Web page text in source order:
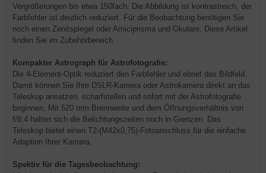
Vergrößerungen bis etwa 150fach. Die Abbildung ist kontrastreich, der
Farbfehler ist deutlich reduziert. Für die Beobachtung benötigen Sie
noch einen Zenitspiegel oder Amiciprisma und Okulare. Diese Artikel
finden Sie im Zubehörbereich.
Kompakter Astrograph für Astrofotografie:
Die 4-Element-Optik reduziert den Farbfehler und ebnet das Bildfeld.
Damit können Sie Ihre DSLR-Kamera oder Astrokamera direkt an das
Teleskop ansetzen, scharfstellen und sofort mit der Astrofotografie
beginnen. Mit 520 mm Brennweite und dem Öffnungsverhältnis von
f/8,4 halten sich die Belichtungszeiten noch in Grenzen. Das
Teleskop bietet einen T2-(M42x0,75)-Fotoanschluss für die einfache
Adaption Ihrer Kamera.
Spektiv für die Tagesbeobachtung: